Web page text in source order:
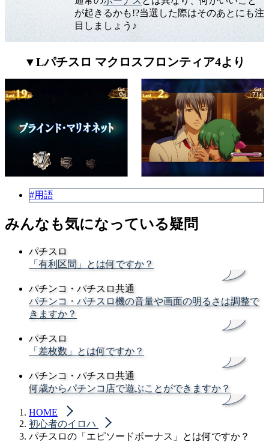
が起きるかも!?当選した際はそのあとにも注
目しましょう♪
▼Lパチスロ マクロスフロンティア4より
#用語
みんなも気になっている疑問
パチスロ
「有利区間」とは何ですか？
パチンコ・パチスロ共通
パチンコ・パチスロ機の音量や画面の明るさは調整で
きますか？
パチスロ
「差枚数」とは何ですか？
パチンコ・パチスロ共通
何歳からパチンコ店で遊ぶことができますか？
HOME
初心者のイロハ
パチスロの「エピソードボーナス」とは何ですか？